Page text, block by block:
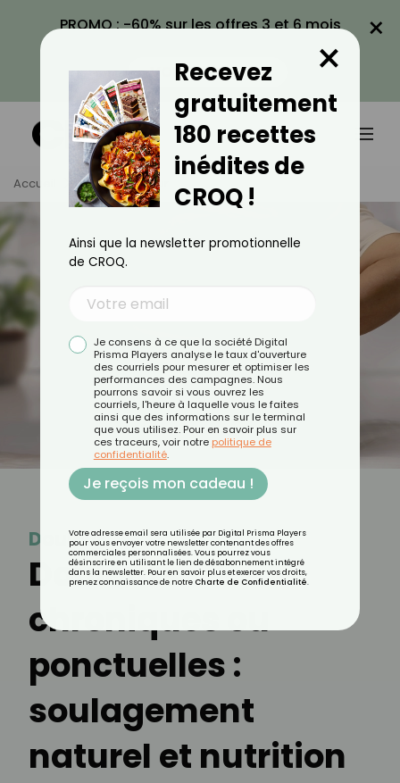
PROMO : -60% sur les offres 3 et 6 mois
VOIR LA PROMO
×
Accueil Tag Douleur
Douleur
Douleurs
chroniques ou
ponctuelles :
soulagement
naturel et nutrition
Recevez
gratuitement
180 recettes
inédites de
CROQ !
×
Ainsi que la newsletter promotionnelle
de CROQ.
Je consens à ce que la société Digital
Prisma Players analyse le taux d'ouverture
des courriels pour mesurer et optimiser les
performances des campagnes. Nous
pourrons savoir si vous ouvrez les
courriels, l'heure à laquelle vous le faites
ainsi que des informations sur le terminal
que vous utilisez. Pour en savoir plus sur
ces traceurs, voir notre politique de
confidentialité.
Je reçois mon cadeau !
Votre adresse email sera utilisée par Digital Prisma Players
pour vous envoyer votre newsletter contenant des offres
commerciales personnalisées. Vous pourrez vous
désinscrire en utilisant le lien de désabonnement intégré
dans la newsletter. Pour en savoir plus et exercer vos droits,
prenez connaissance de notre Charte de Confidentialité.